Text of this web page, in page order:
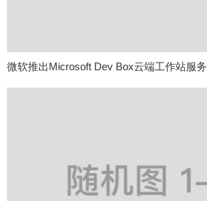
微软推出Microsoft Dev Box云端工作站服务